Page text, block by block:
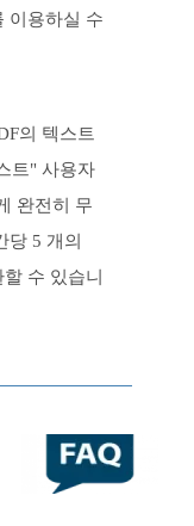
이용하실 수
의 텍스트
트" 사용자
완전히 무
당 5 개의
수 있습니